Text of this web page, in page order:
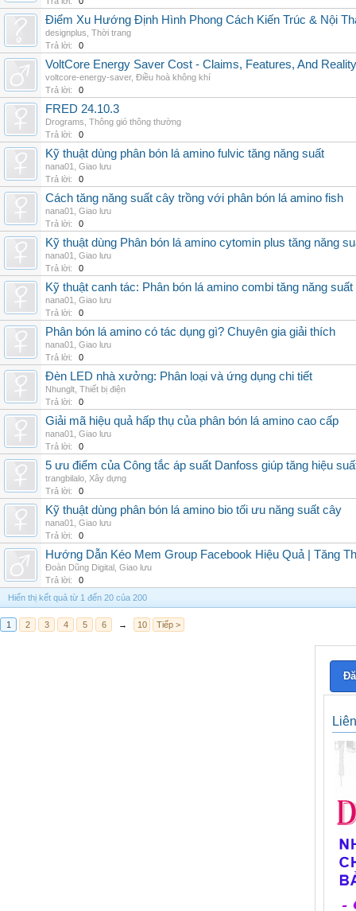
Điểm Xu Hướng Định Hình Phong Cách Kiến Trúc & Nội
designplus Thời trang
Trả lời:
0
VoltCore Energy Saver Cost - Claims, Features, And
voltcore-energy-saver, Điều hoà không khí
Trả lời:
0
FRED 24.10.3
Drograms Thông gió thông thường
Trả lời:
0
Kỹ thuật dùng phân bón lá amino fulvic tăng năng suất
nana01
Giao lưu
Trả lời:
0
Cách tăng năng suất cây trồng với phân bón lá amino fish
nana01
Giao lưu
Trả lời:
0
Kỹ thuật dùng Phân bón lá amino cytomin plus tăng năng
nana01
Giao lưu
Trả lời:
0
Kỹ thuật canh tác: Phân bón lá amino combi tăng năng suất
nana01
Giao lưu
Trả lời:
0
Phân bón lá amino có tác dụng gì? Chuyên gia giải thích
nana01
Giao lưu
Trả lời:
0
Đèn LED nhà xưởng: Phân loại và ứng dụng chi tiết
Nhunglt Thiết bị điện
Trả lời:
0
Giải mã hiệu quả hấp thụ của phân bón lá amino cao cấp
nana01
Giao lưu
Trả lời:
0
5 ưu điểm của Công tắc áp suất Danfoss giúp tăng hiệu
trangbilalo Xây dựng
Trả lời:
0
Kỹ thuật dùng phân bón lá amino bio tối ưu năng suất cây
nana01
Giao lưu
Trả lời:
0
Hướng Dẫn Kéo Mem Group Facebook Hiệu Quả | Tăng
Đoàn Dũng Digital Giao lưu
Trả lời:
0
Hiển thị kết quả từ 1 đến 20 của 200
1 2 3 4 5 6 → 10 Tiếp >